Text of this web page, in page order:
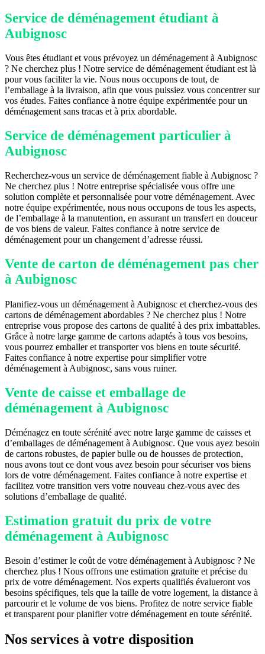
Service de déménagement étudiant à
Aubignosc
Vous êtes étudiant et vous prévoyez un déménagement à Aubignosc
? Ne cherchez plus ! Notre service de déménagement étudiant est là
pour vous faciliter la vie. Nous nous occupons de tout, de
l’emballage à la livraison, afin que vous puissiez vous concentrer sur
vos études. Faites confiance à notre équipe expérimentée pour un
déménagement sans tracas et à prix abordable.
Service de déménagement particulier à
Aubignosc
Recherchez-vous un service de déménagement fiable à Aubignosc ?
Ne cherchez plus ! Notre entreprise spécialisée vous offre une
solution complète et personnalisée pour votre déménagement. Avec
notre équipe expérimentée, nous nous occupons de tous les aspects,
de l’emballage à la manutention, en assurant un transfert en douceur
de vos biens de valeur. Faites confiance à notre service de
déménagement pour un changement d’adresse réussi.
Vente de carton de déménagement pas cher
à Aubignosc
Planifiez-vous un déménagement à Aubignosc et cherchez-vous des
cartons de déménagement abordables ? Ne cherchez plus ! Notre
entreprise vous propose des cartons de qualité à des prix imbattables.
Grâce à notre large gamme de cartons adaptés à tous vos besoins,
vous pourrez emballer et transporter vos biens en toute sécurité.
Faites confiance à notre expertise pour simplifier votre
déménagement à Aubignosc, sans vous ruiner.
Vente de caisse et emballage de
déménagement à Aubignosc
Déménagez en toute sérénité avec notre large gamme de caisses et
d’emballages de déménagement à Aubignosc. Que vous ayez besoin
de cartons robustes, de papier bulle ou de housses de protection,
nous avons tout ce dont vous avez besoin pour sécuriser vos biens
lors de votre déménagement. Faites confiance à notre expertise et
facilitez votre transition vers votre nouveau chez-vous avec des
solutions d’emballage de qualité.
Estimation gratuit du prix de votre
déménagement à Aubignosc
Besoin d’estimer le coût de votre déménagement à Aubignosc ? Ne
cherchez plus ! Nous offrons une estimation gratuite et précise du
prix de votre déménagement. Nos experts qualifiés évalueront vos
besoins spécifiques, tels que la taille de votre logement, la distance à
parcourir et le volume de vos biens. Profitez de notre service fiable
et transparent pour planifier votre déménagement en toute sérénité.
Nos services à votre disposition